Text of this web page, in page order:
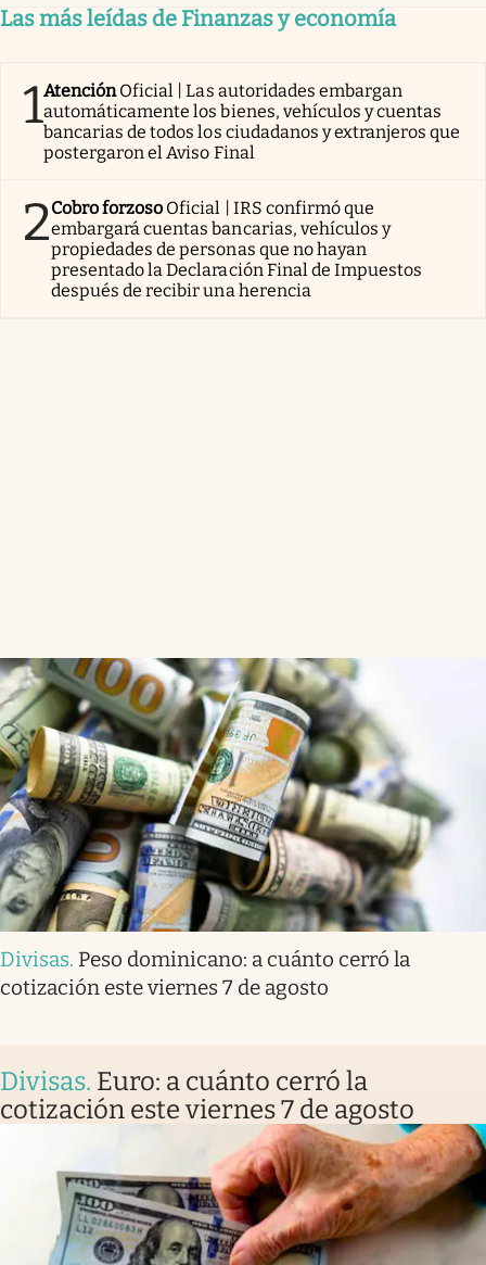
Las más leídas de Finanzas y economía
1AtenciónOficial | Las autoridades embargan
automáticamente los bienes, vehículos y cuentas
bancarias de todos los ciudadanos y extranjeros que
postergaron el Aviso Final
2Cobro forzoso Oficial | IRS confirmó que
embargará cuentas bancarias, vehículos y
propiedades de personas que no hayan
presentado la Declaración Final de Impuestos
después de recibir una herencia
Divisas. Peso dominicano: a cuánto cerró la
cotización este viernes 7 de agosto
Divisas. Euro: a cuánto cerró la
cotización este viernes 7 de agosto